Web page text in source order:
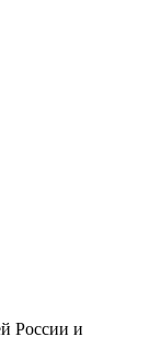
России и